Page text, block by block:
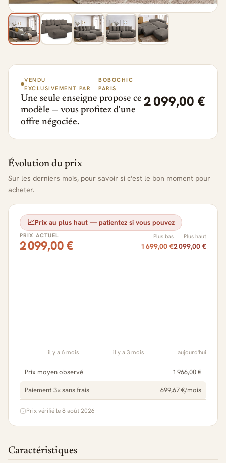
VENDU
EXCLUSIVEMENT PAR
BOBOCHIC
PARIS
Une seule enseigne propose ce
modèle — vous profitez d'une
offre négociée.
2 099,00 €
Évolution du prix
Sur les derniers mois, pour savoir si c'est le bon moment pour
acheter.
📈Prix au plus haut — patientez si vous pouvez
PRIX ACTUEL
2 099,00 €
Plus bas
1 699,00 €
Plus haut
2 099,00 €
il y a 6 mois il y a 3 mois aujourd'hui
Prix moyen observé 1 966,00 €
Paiement 3× sans frais 699,67 €/mois
Prix vérifié le 8 août 2026
Caractéristiques